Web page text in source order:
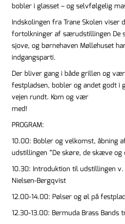
bobler i glasset – og selvfølgelig
Indskolingen fra Trane Skolen viser
fortolkninger af særudstillingen De
sjove, og børnehaven Møllehuset
indgangsparti.
Der bliver gang i både grillen og
festpladsen, bobler og andet godt i
vejen rundt. Kom og vær
PROGRAM:
10.00: Bobler og velkomst, åbning
udstillingen ”De skøre, de skæve og
10.30: Introduktion til udstillingen
Nielsen-Bergqvist
12.00-14.00: Pølser og øl på
12.30-13.00: Bermuda Brass Bands